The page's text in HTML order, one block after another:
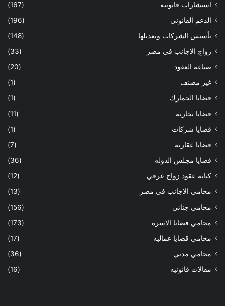
استشارات قانونيه
(167)
الدعم القانوني
(196)
تأسيس الشركات وتعديلها
(148)
زواج الاجانب في مصر
(33)
صياغة العقود
(20)
غير مصنف
(1)
قضايا الجمارك
(1)
قضايا تجاريه
(11)
قضايا شركات
(1)
قضايا عقاريه
(7)
قضايا مجلس الدوله
(36)
كتابة عقود زواج عرفي
(12)
محامي الاجانب في مصر
(13)
محامي جنائي
(156)
محامي قضايا الاسره
(173)
محامي قضايا عماليه
(17)
محامي مدني
(36)
مقالات قانونيه
(16)